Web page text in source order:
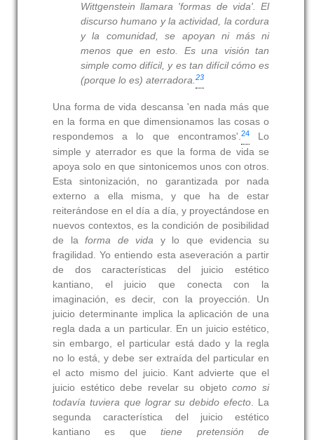
Wittgenstein llamara 'formas de vida'. El
discurso humano y la actividad, la cordura
y la comunidad,se apoyan ni más ni
menos que en esto. Es una visión tan
simple como difícil, y es tan difícil cómo es
(porque lo es) aterradora.23
Una forma de vida descansa 'en nada más que
en la forma en que dimensionamos las cosas o
respondemos a lo que encontramos'.24Lo
simple y aterrador es que la forma de vida se
apoya solo en que sintonicemos unos con otros.
Esta sintonización, no garantizada por nada
externo a ella misma, y que ha de estar
reiterándose en el día a día, y proyectándose en
nuevos contextos, es la condición de posibilidad
de laforma de vida y lo que evidencia su
fragilidad. Yo entiendo esta aseveración a partir
de dos características del juicio estético
kantiano, el juicio que conecta con la
imaginación, es decir, con la proyección. Un
juicio determinante implica la aplicación de una
regla dada a un particular. En un juicio estético,
sin embargo, el particular está dado y la regla
no lo está, y debe ser extraída del particular en
el acto mismo del juicio. Kant advierte que el
juicio estético debe revelar su objetocomo si
todavía tuviera que lograr su debido efecto. La
segunda característica del juicio estético
kantiano es quetiene pretensión de